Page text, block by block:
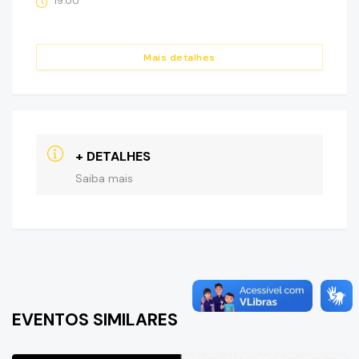
Mais detalhes
+ DETALHES
Saiba mais
EVENTOS SIMILARES